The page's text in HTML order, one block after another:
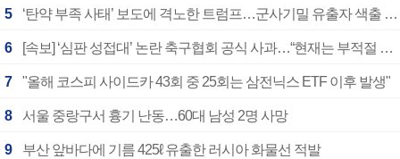
5 ‘탄약 부족 사태’ 보도에 격노한 트럼프…군사기밀 유출자 색출 지시
6 [속보] ‘심판 성접대’ 논란 축구협회 공식 사과…“현재는 부적절 행위 없어”
7 "올해 코스피 사이드카 43회 중 25회는 삼전닉스 ETF 이후 발생"
8 서울 중랑구서 흉기 난동…60대 남성 2명 사망
9 부산 앞바다에 기름 425ℓ 유출한 러시아 화물선 적발